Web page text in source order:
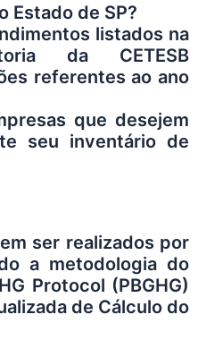
Estado de SP?
listados na
da CETESB
referentes ao ano
que desejem
seu inventário de
ser realizados por
a metodologia do
Protocol (PBGHG)
de Cálculo do